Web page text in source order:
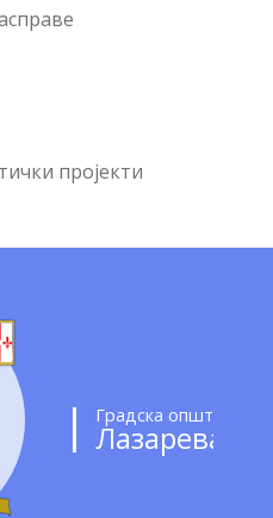
пројекти
Градска општина
Лазаревац